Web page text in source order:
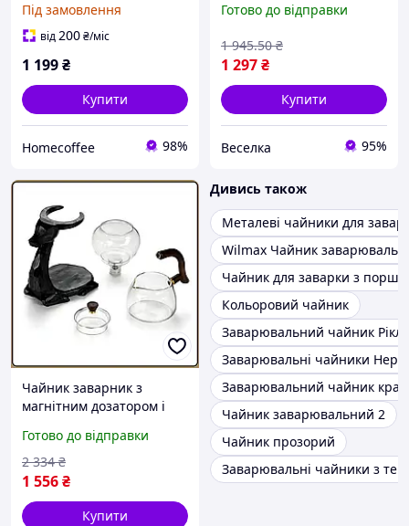
Золотистий, сталевий,
для чаю заварювальний
Під замовлення
від200₴/міс
1 199₴
Купити
Homecoffee 98%
з тонким довгим носиком
пуровера Бежевий
Готово до відправки
1 297₴
1 945.50 ₴
Купити
Веселка 95%
Чайник заварник з
магнітним дозатором і
сталі для заварювання
чаю 300 мл. BROWN
Готово до відправки
1 556₴
2 334 ₴
Купити
Дивись також
Металеві чайники для
Wilmax Чайник
Чайник для заварки з
Кольоровий чайник
Заварювальний чайник
Заварювальні чайники
Заварювальний чайник
Чайник заварювальний 2
Чайник прозорий
Заварювальні чайники з